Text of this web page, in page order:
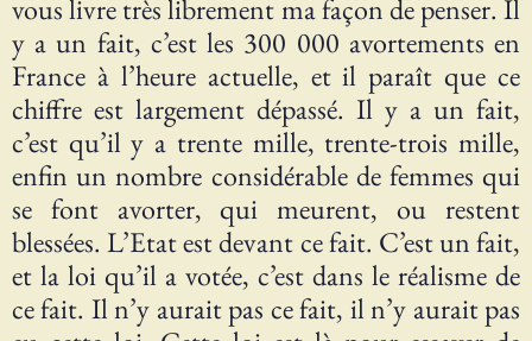
vous livre très librement ma façon de penser. Il
y a un fait, c’est les 300 000 avortements en
France à l’heure actuelle, et il paraît que ce
chiffre est largement dépassé. Il y a un fait,
c’est qu’il y a trente mille, trente-trois mille,
enfin un nombre considérable de femmes qui
se font avorter, qui meurent, ou restent
blessées. L’Etat est devant ce fait. C’est un fait,
et la loi qu’il a votée, c’est dans le réalisme de
ce fait. Il n’y aurait pas ce fait, il n’y aurait pas